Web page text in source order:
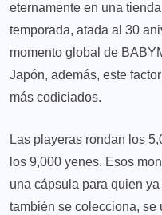
eternamente en una
temporada, atada al 30
momento global de
Japón, además, este
más codiciados.
Las playeras rondan los
los 9,000 yenes. Esos
una cápsula para quien
también se colecciona, se